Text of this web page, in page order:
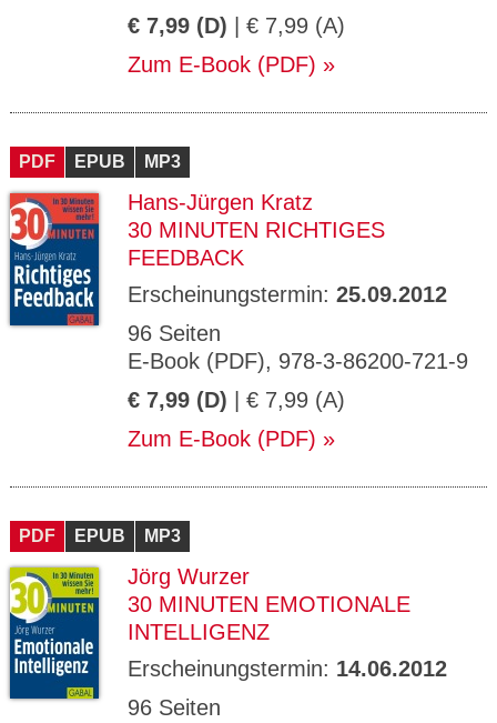
€ 7,99 (D) | € 7,99 (A)
Zum E-Book (PDF)
PDF EPUB MP3
Hans-Jürgen Kratz
30 MINUTEN RICHTIGES
FEEDBACK
Erscheinungstermin: 25.09.2012
96 Seiten
E-Book (PDF), 978-3-86200-721-9
€ 7,99 (D) | € 7,99 (A)
Zum E-Book (PDF)
PDF EPUB MP3
Jörg Wurzer
30 MINUTEN EMOTIONALE
INTELLIGENZ
Erscheinungstermin: 14.06.2012
96 Seiten